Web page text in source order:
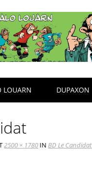
LOUARN DUPAXON
2500 × 1780 IN BD Le